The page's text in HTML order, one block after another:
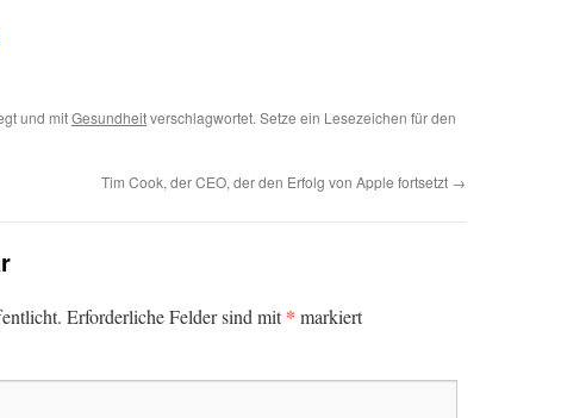
und mitGesundheitverschlagwortet. Setze ein Lesezeichen für den
Tim Cook, der CEO, der den Erfolg von Apple fortsetzt →
Erforderliche Felder sind mit* markiert